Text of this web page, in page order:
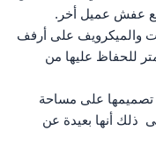
مع عفش عميل أخر.
والميكرويف على أرفف
للحفاظ عليها من
تصميمها على مساحة
ذلك أنها بعيدة عن